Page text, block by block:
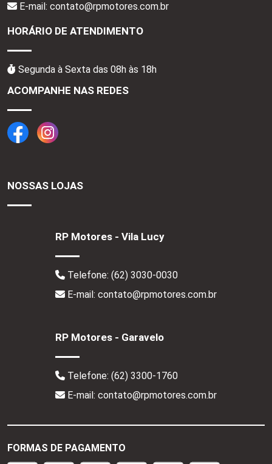
E-mail: contato@rpmotores.com.br
HORÁRIO DE ATENDIMENTO
Segunda à Sexta das 08h às 18h
ACOMPANHE NAS REDES
NOSSAS LOJAS
RP Motores - Vila Lucy
Telefone: (62) 3030-0030
E-mail: contato@rpmotores.com.br
RP Motores - Garavelo
Telefone: (62) 3300-1760
E-mail: contato@rpmotores.com.br
FORMAS DE PAGAMENTO